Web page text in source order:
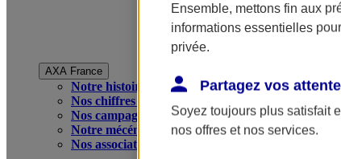
AXA France
Notre histoire
Nos chiffres clés
Nos campagnes publicitaires
Notre mécénat
Nos associations
Ensemble, mettons fin aux
informations essentielles
privée.
Partagez vos
Soyez toujours plus satisfait
nos offres et nos services.